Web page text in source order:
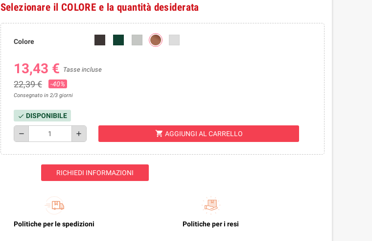
Selezionare il COLORE e la quantità desiderata
Colore
13,43 € Tasse incluse
22,39 € -40%
Consegnato in 2/3 giorni
check DISPONIBILE
remove add shopping_cart AGGIUNGI AL CARRELLO
RICHIEDI INFORMAZIONI
Politiche per le spedizioni Politiche per i resi